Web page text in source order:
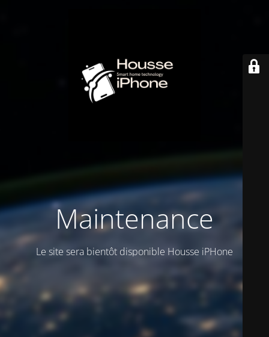
Maintenance
Le site sera bientôt disponible Housse iPHone